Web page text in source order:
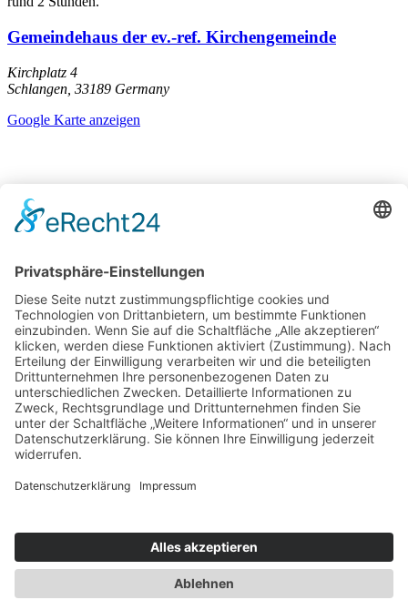
Gemeindehaus der ev.-ref. Kirchengemeinde
Kirchplatz 4
Schlangen 33189 Germany
Google Karte anzeigen
Rettungsbrot
Stadt-Terrassen: Gemeinsam singen